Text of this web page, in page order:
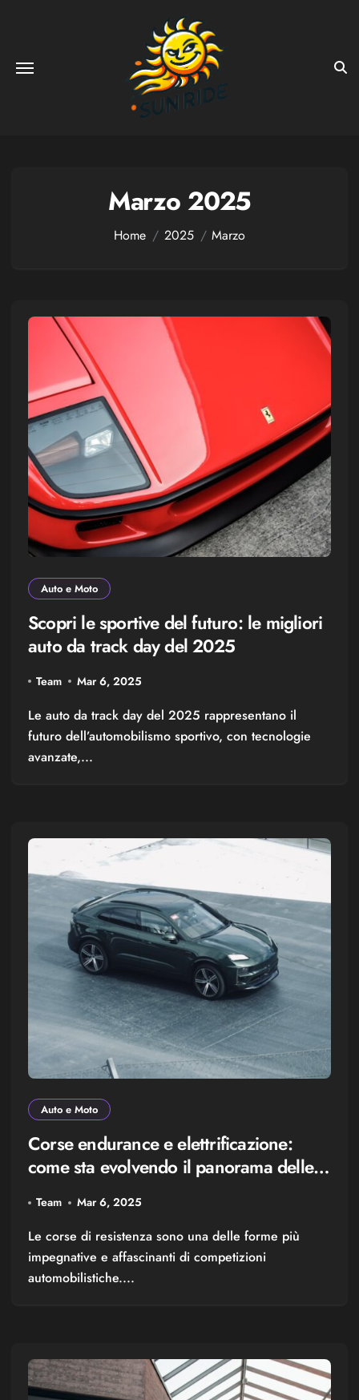
Marzo 2025
Home 2025 Marzo
Auto e Moto
Scopri le sportive del futuro: le migliori
auto da track day del 2025
Team Mar 6, 2025
Le auto da track day del 2025 rappresentano il
futuro dell’automobilismo sportivo, con tecnologie
avanzate,...
Auto e Moto
Corse endurance e elettrificazione:
come sta evolvendo il panorama delle
Team Mar 6, 2025
Le corse di resistenza sono una delle forme più
impegnative e affascinanti di competizioni
automobilistiche....